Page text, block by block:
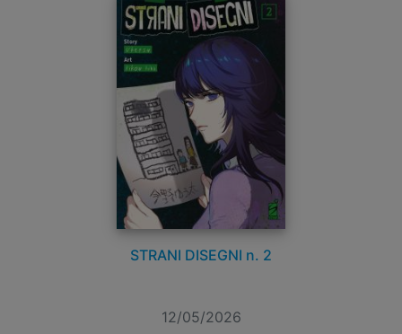
STRANI DISEGNI n. 2
12/05/2026